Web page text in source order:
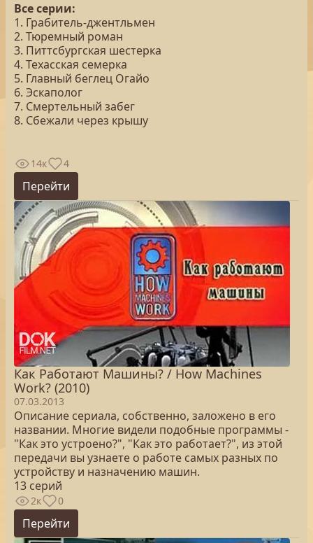
Все серии:
1. Грабитель-джентльмен
2. Тюремный роман
3. Питтсбургская шестерка
4. Техасская семерка
5. Главный беглец Огайо
6. Эскаполог
7. Смертельный забег
8. Сбежали через крышу
14к 4
Перейти
Как Работают Машины? / How Machines
Work? (2010)
07.03.2013
Описание сериала, собственно, заложено в его
названии. Многие видели подобные программы -
"Как это устроено?", "Как это работает?", из этой
передачи вы узнаете о работе самых разных по
устройству и назначению машин.
13 серий
2к 0
Перейти